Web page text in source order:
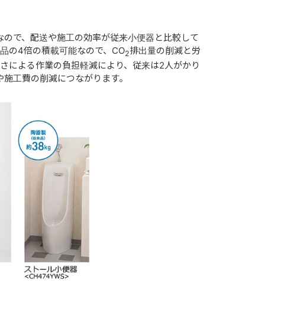
で、配送や施工の効率が従来小便器と比較して
の4倍の積載可能なので、CO2排出量の削減と労
による作業の負担軽減により、従来は2人がかり
工費の削減につながります。